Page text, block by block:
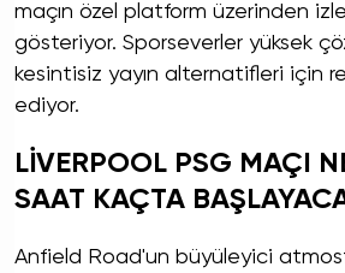
maçın özel platform üzerinden
gösteriyor. Sporseverler yüksek
kesintisiz yayın alternatifleri için
ediyor.
LİVERPOOL PSG MAÇI
SAAT KAÇTA
Anfield Road'un büyüleyici